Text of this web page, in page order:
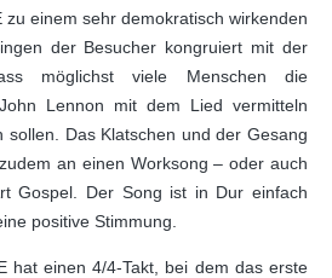
zu einem sehr demokratisch wirkenden
der Besucher kongruiert mit der
möglichst viele Menschen die
Lennon mit dem Lied vermitteln
sollen. Das Klatschen und der Gesang
an einen Worksong – oder auch
Gospel. Der Song ist in Dur einfach
positive Stimmung.
hat einen 4/4-Takt, bei dem das erste